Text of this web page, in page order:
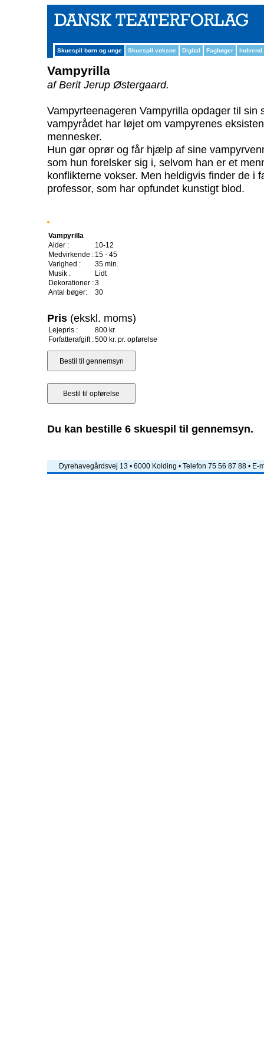
Skuespil børn og unge Skuespil voksne Digital Fagbøger Indsend
Vampyrilla
af Berit Jerup Østergaard.
Vampyrteenageren Vampyrilla opdager til
vampyrådet har løjet om vampyrenes
mennesker.
Hun gør oprør og får hjælp af sine
som hun forelsker sig i, selvom han er et
konflikterne vokser. Men heldigvis finder de i
professor, som har opfundet kunstigt blod.
Vampyrilla
Alder :
10-12
Medvirkende : 15 - 45
Varighed :
35 min.
Musik :
Lidt
Dekorationer :3
Antal bøger:
30
Pris (ekskl. moms)
Lejepris :
800 kr.
Forfatterafgift :500 kr. pr. opførelse
Du kan bestille 6 skuespil til gennemsyn.
Dyrehavegårdsvej 13 • 6000 Kolding • Telefon 75 56 87 88 • E-